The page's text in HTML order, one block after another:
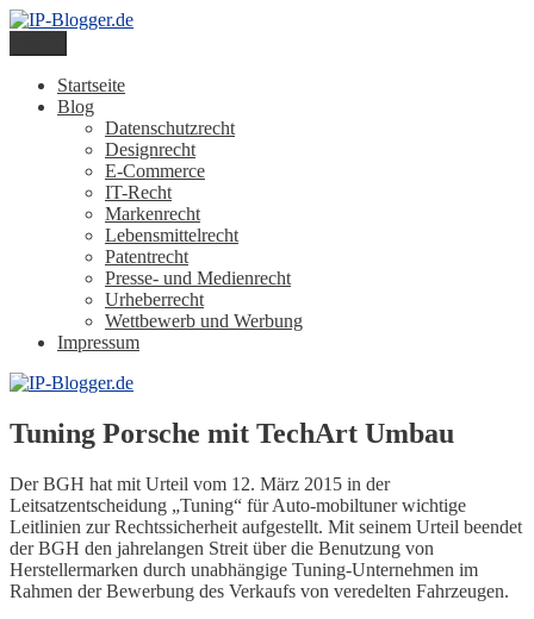
Zum
springen
IP-Blogger.de
Ein Blog von Heinrich-Partner-Rechtsanwälte
Startseite
Blog
Datenschutzrecht
Designrecht
E-Commerce
IT-Recht
Markenrecht
Lebensmittelrecht
Patentrecht
Presse- und Medienrecht
Urheberrecht
Wettbewerb und Werbung
Impressum
Tuning Porsche mit TechArt Umbau
Der BGH hat mit Urteil vom 12. März 2015 in der
Leitsatzentscheidung „Tuning“ für Auto-mobiltuner wichtige
Leitlinien zur Rechtssicherheit aufgestellt. Mit seinem Urteil beendet
der BGH den jahrelangen Streit über die Benutzung von
Herstellermarken durch unabhängige Tuning-Unternehmen im
Rahmen der Bewerbung des Verkaufs von veredelten Fahrzeugen.